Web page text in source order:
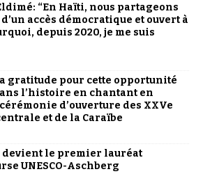
“En Haïti, nous partageons
accès démocratique et ouvert à
depuis 2020, je me suis
gratitude pour cette opportunité
l’histoire en chantant en
d’ouverture des XXVe
et de la Caraïbe
devient le premier lauréat
UNESCO-Aschberg